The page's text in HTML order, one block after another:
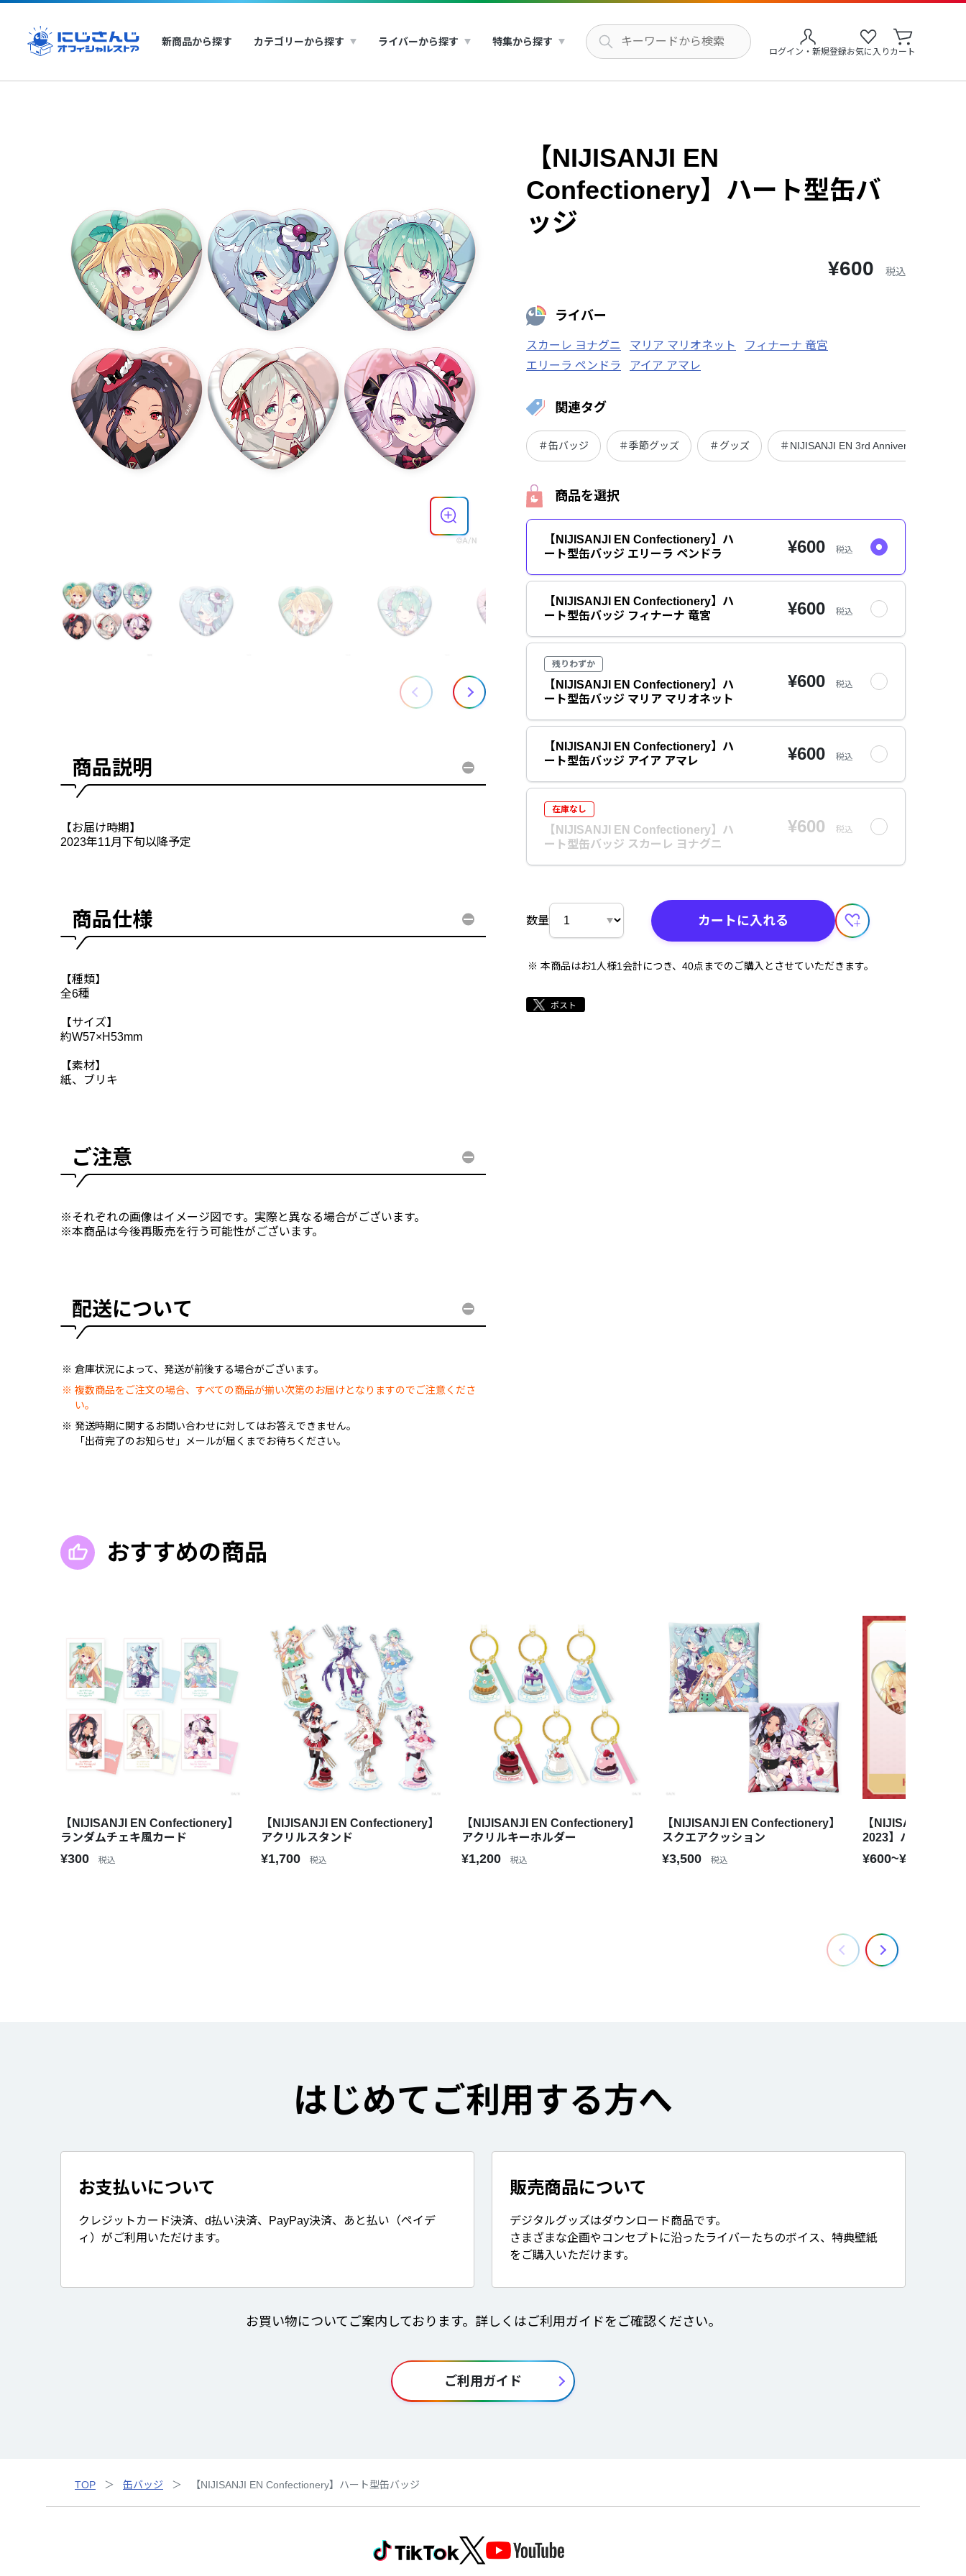
新商品から探す カテゴリーから探す ライバーから探す 特集から探す
ログイン・新規登録お気に入り カート
【NIJISANJI EN
Confectionery】ハート型缶バ
ッジ
¥600 税込
ライバー
スカーレ ヨナグニ マリア マリオネット
フィナーナ 竜宮
エリーラ ペンドラ
アイア アマレ
関連タグ
＃缶バッジ ＃季節グッズ ＃グッズ ＃NIJISANJI EN 3rd Anniversary
商品を選択
【NIJISANJI EN Confectionery】ハ
ート型缶バッジ エリーラ ペンドラ
¥600 税込
【NIJISANJI EN Confectionery】ハ
ート型缶バッジ フィナーナ 竜宮
¥600 税込
残りわずか
【NIJISANJI EN Confectionery】ハ
ート型缶バッジ マリア マリオネット
¥600 税込
【NIJISANJI EN Confectionery】ハ
ート型缶バッジ アイア アマレ
¥600 税込
在庫なし
【NIJISANJI EN Confectionery】ハ
ート型缶バッジ スカーレ ヨナグニ
¥600 税込
数量 カートに入れる
本商品はお1人様1会計につき、40点までのご購入とさせていただきます。
商品説明
【お届け時期】
2023年11月下旬以降予定
商品仕様
【種類】
全6種
【サイズ】
約W57×H53mm
【素材】
紙、ブリキ
ご注意
※それぞれの画像はイメージ図です。実際と異なる場合がございます。
※本商品は今後再販売を行う可能性がございます。
配送について
倉庫状況によって、発送が前後する場合がございます。
複数商品をご注文の場合、すべての商品が揃い次第のお届けとなりますのでご注意くださ
い。
発送時期に関するお問い合わせに対してはお答えできません。
「出荷完了のお知らせ」メールが届くまでお待ちください。
おすすめの商品
【NIJISANJI EN Confectionery】
ランダムチェキ風カード
¥300 税込
【NIJISANJI EN Confectionery】
アクリルスタンド
¥1,700 税込
【NIJISANJI EN Confectionery】
アクリルキーホルダー
¥1,200 税込
【NIJISANJI EN Confectionery】
スクエアクッション
¥3,500 税込
【NIJISANJI EN
2023】ハート型缶
¥600~¥2,400
はじめてご利用する方へ
お支払いについて
クレジットカード決済、d払い決済、PayPay決済、あと払い（ペイデ
ィ）がご利用いただけます。
販売商品について
デジタルグッズはダウンロード商品です。
さまざまな企画やコンセプトに沿ったライバーたちのボイス、特典壁紙
をご購入いただけます。
お買い物についてご案内しております。詳しくはご利用ガイドをご確認ください。
ご利用ガイド
TOP 缶バッジ 【NIJISANJI EN Confectionery】ハート型缶バッジ